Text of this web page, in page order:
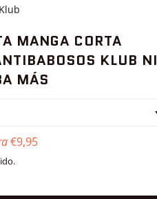
MANGA CORTA
KLUB NI
MÁS
€9,95